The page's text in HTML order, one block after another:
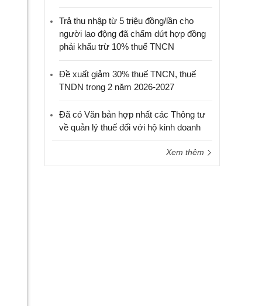
Trả thu nhập từ 5 triệu đồng/lần cho
người lao động đã chấm dứt hợp đồng
phải khấu trừ 10% thuế TNCN
Đề xuất giảm 30% thuế TNCN, thuế
TNDN trong 2 năm 2026-2027
Đã có Văn bản hợp nhất các Thông tư
về quản lý thuế đối với hộ kinh doanh
Xem thêm